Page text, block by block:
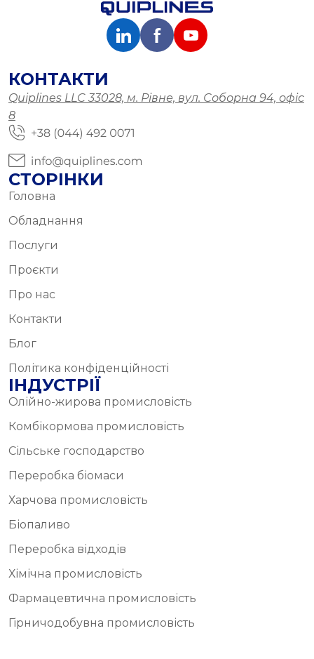
КОНТАКТИ
Quiplines LLC 33028, м. Рівне, вул. Соборна 94, офіс
8
СТОРІНКИ
Головна
Обладнання
Послуги
Проєкти
Про нас
Контакти
Блог
Політика конфіденційності
ІНДУСТРІЇ
Олійно-жирова промисловість
Комбікормова промисловість
Сільське господарство
Переробка біомаси
Харчова промисловість
Біопаливо
Переробка відходів
Хімічна промисловість
Фармацевтична промисловість
Гірничодобувна промисловість